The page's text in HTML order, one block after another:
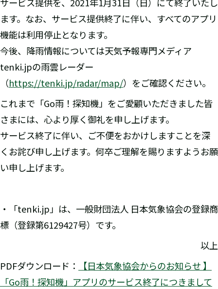
ます。なお、サービス提供終了に伴い、すべてのアプリ
機能は利用停止となります。
今後、降雨情報については天気予報専門メディア
tenki.jpの雨雲レーダー
（https://tenki.jp/radar/map/）をご確認ください。
これまで「Go雨！探知機」をご愛顧いただきました皆
さまには、心より厚く御礼を申し上げます。
サービス終了に伴い、ご不便をおかけしますことを深
くお詫び申し上げます。何卒ご理解を賜りますようお願
い申し上げます。
・「tenki.jp」は、一般財団法人 日本気象協会の登録商
標（登録第6129427号）です。
以上
PDFダウンロード：
【日本気象協会からのお知らせ 】
「Go雨！探知機」アプリのサービス終了につきまして